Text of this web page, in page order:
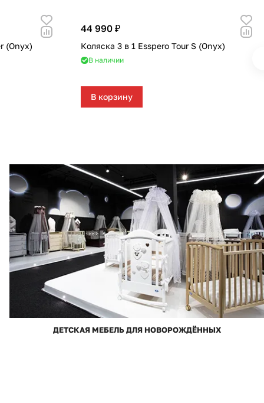
(Onyx)
44 990 ₽
Коляска 3 в 1 Esspero Tour S (Onyx)
В наличии
В корзину
ДЕТСКАЯ МЕБЕЛЬ ДЛЯ НОВОРОЖДЁННЫХ